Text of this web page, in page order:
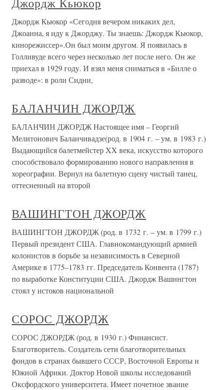
Джордж Кьюкор «Сегодня вечером никаких дел,
Джоанна, я иду к Джорджу. Ты знаешь: Джордж Кьюкор,
кинорежиссер».Он был моим другом. Я появилась в
Голливуде всего через несколько лет после него. Он же
приехал в 1929 году. И взял меня сниматься в «Билле о
разводе»: в роли Сидни,
БАЛАНЧИН ДЖОРДЖ
БАЛАНЧИН ДЖОРДЖ Настоящее имя – Георгий
Мелитонович Баланчивадзе(род. в 1904 г. – ум. в 1983 г.)
Выдающийся балетмейстер XX века, искусство которого
способствовало формированию нового направления в
хореографии. Вернул на балетную сцену чистый танец,
оттесненный на второй
ВАШИНГТОН ДЖОРДЖ
ВАШИНГТОН ДЖОРДЖ (род. в 1732 г. – ум. в 1799 г.)
Первый президент США. Главнокомандующий армией
колонистов в борьбе за независимость в Северной
Америке в 1775–1783 гг. Председатель Конвента (1787)
по выработке Конституции США. Джордж Вашингтон
стоял у истоков национальной
СОРОС ДЖОРДЖ
СОРОС ДЖОРДЖ (род. в 1930 г.) Финансист.
Благотворитель. Создатель сети благотворительных
фондов в странах бывшего СССР, Восточной Европы и
Южной Африки. Доктор Новой школы исследований
Оксфордского университета. Имеет почетное звание